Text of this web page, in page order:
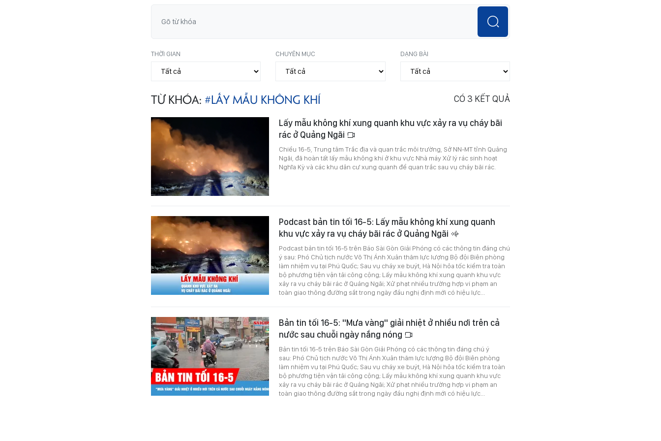
THỜI GIAN CHUYÊN MỤC DẠNG BÀI
TỪ KHÓA: #LẤY MẪU KHÔNG KHÍ CÓ 3 KẾT QUẢ
Lấy mẫu không khí xung quanh khu vực xảy ra vụ cháy bãi
rác ở Quảng Ngãi
Chiều 16-5, Trung tâm Trắc địa và quan trắc môi trường, Sở NN-MT tỉnh Quảng
Ngãi, đã hoàn tất lấy mẫu không khí ở khu vực Nhà máy Xử lý rác sinh hoạt
Nghĩa Kỳ và các khu dân cư xung quanh để quan trắc sau vụ cháy bãi rác.
Podcast bản tin tối 16-5: Lấy mẫu không khí xung quanh
khu vực xảy ra vụ cháy bãi rác ở Quảng Ngãi
Podcast bản tin tối 16-5 trên Báo Sài Gòn Giải Phóng có các thông tin đáng chú
ý sau: Phó Chủ tịch nước Võ Thị Ánh Xuân thăm lực lượng Bộ đội Biên phòng
làm nhiệm vụ tại Phú Quốc; Sau vụ cháy xe buýt, Hà Nội hỏa tốc kiểm tra toàn
bộ phương tiện vận tải công cộng; Lấy mẫu không khí xung quanh khu vực
xảy ra vụ cháy bãi rác ở Quảng Ngãi; Xử phạt nhiều trường hợp vi phạm an
toàn giao thông đường sắt trong ngày đầu nghị định mới có hiệu lực...
Bản tin tối 16-5: "Mưa vàng" giải nhiệt ở nhiều nơi trên cả
nước sau chuỗi ngày nắng nóng
Bản tin tối 16-5 trên Báo Sài Gòn Giải Phóng có các thông tin đáng chú ý
sau: Phó Chủ tịch nước Võ Thị Ánh Xuân thăm lực lượng Bộ đội Biên phòng
làm nhiệm vụ tại Phú Quốc; Sau vụ cháy xe buýt, Hà Nội hỏa tốc kiểm tra toàn
bộ phương tiện vận tải công cộng; Lấy mẫu không khí xung quanh khu vực
xảy ra vụ cháy bãi rác ở Quảng Ngãi; Xử phạt nhiều trường hợp vi phạm an
toàn giao thông đường sắt trong ngày đầu nghị định mới có hiệu lực...